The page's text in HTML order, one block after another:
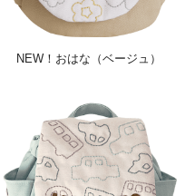
NEW！おはな（ベージュ）